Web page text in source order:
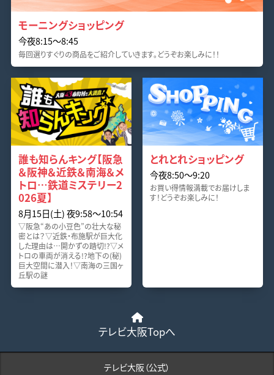
モーニングショッピング
今夜8:15〜8:45
毎回選りすぐりの商品をご紹介していきます。どうぞお楽しみに！！
誰も知らんキング【阪急
＆阪神＆近鉄＆南海＆メ
トロ…鉄道ミステリー2
026夏】
8月15日(土) 夜9:58〜10:54
▽阪急“あの小豆色”の壮大な秘
密とは？▽近鉄・布施駅が巨大化
した理由は…開かずの踏切!?▽メ
トロの車両が消える!?地下の(秘)
巨大空間に潜入！▽南海の三国ヶ
丘駅の謎
とれとれショッピング
今夜8:50〜9:20
お買い得情報満載でお届けしま
す！どうぞお楽しみに！
テレビ大阪Topへ
テレビ大阪（公式）